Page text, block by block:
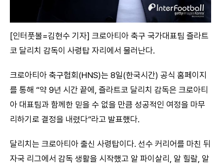
[인터풋볼=김현수 기자] 크로아티아 축구 국가대표팀 즐라트
코 달리치 감독이 사령탑 자리에서 물러난다.
크로아티아 축구협회(HNS)는 8일(한국시간) 공식 홈페이지
를 통해 “약 9년 시간 끝에, 즐라트코 달리치 감독은 크로아티
아 대표팀과 함께한 믿을 수 없을 만큼 성공적인 여정을 마무
리하기로 결정을 내렸다”라고 발표했다.
달리치는 크로아티아 출신 사령탑이다. 선수 커리어를 마친 뒤
자국 리그에서 감독 생활을 시작했고 알 파이살리, 알 힐랄, 알